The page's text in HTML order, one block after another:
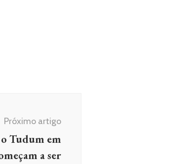
Próximo artigo
Tudum em
a ser